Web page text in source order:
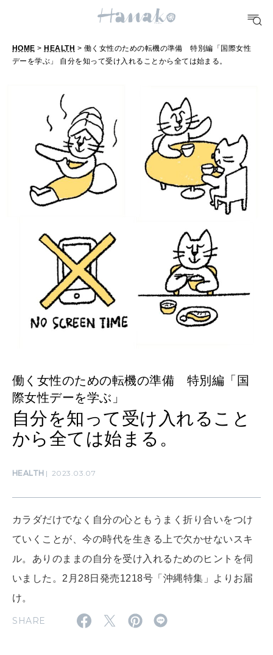
TRAVEL
FORTUNE
明日のわたし
[12星座別] Weekly Holoscope
[12星座別] Monthly Love Holoscope
算命学がわかる今月のあなた
HEALTH
ママもいろいろ
わたしができること
CULTURE
自分を耕す
いい人生って？
特集
2026年8月号『お茶の時間です。』
HOME > HEALTH > 働く女性のための転機の準備 特別編「国際女性
デーを学ぶ」 自分を知って受け入れることから全ては始まる。
働く女性のための転機の準備 特別編「国
際女性デーを学ぶ」
自分を知って受け入れること
から全ては始まる。
HEALTH 2023.03.07
カラダだけでなく自分の心ともうまく折り合いをつけ
ていくことが、今の時代を生きる上で欠かせないスキ
ル。ありのままの自分を受け入れるためのヒントを伺
いました。2月28日発売1218号「沖縄特集」よりお届
け。
SHARE